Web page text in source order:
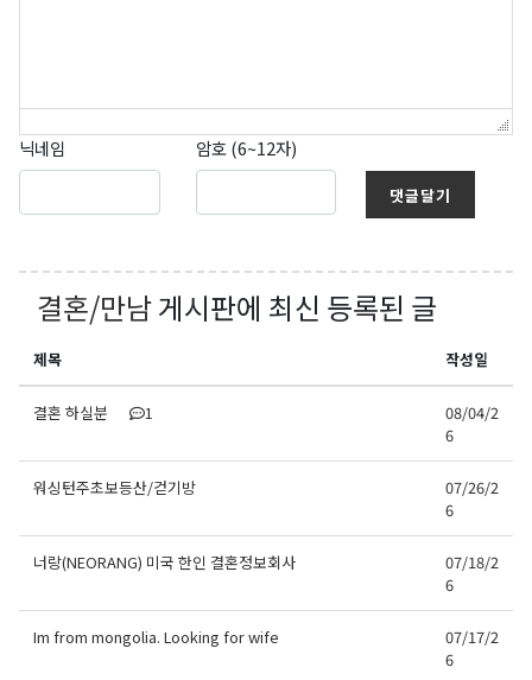
닉네임 암호 (6~12자)
댓글달기
결혼/만남게시판에 최신 등록된 글
제목 작성일
결혼 하실분 1
08/04/2
6
워싱턴주초보등산/걷기방
07/26/2
6
너랑(NEORANG) 미국 한인 결혼정보회사
07/18/2
6
Im from mongolia. Looking for wife
07/17/2
6